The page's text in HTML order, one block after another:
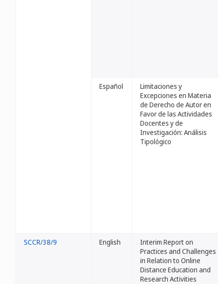
Español
Limitaciones y
Excepciones en Materia
de Derecho de Autor en
Favor de las Actividades
Docentes y de
Investigación: Análisis
Tipológico
SCCR/38/9 English
Interim Report on
Practices and Challenges
in Relation to Online
Distance Education and
Research Activities